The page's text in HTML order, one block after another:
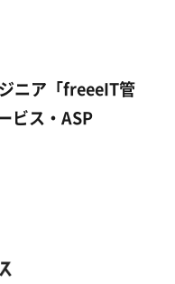
ニア「freeeIT管
ビス・ASP